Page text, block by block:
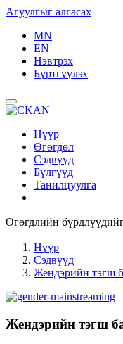
Агуулгыг алгасах
MN
EN
Нэвтрэх
Бүртгүүлэх
Нүүр
Өгөгдөл
Сэдвүүд
Бүлгүүд
Танилцуулга
Өгөгдлийн
Нүүр
Сэдвүүд
Жендэрийн тэгш
Жендэрийн тэгш